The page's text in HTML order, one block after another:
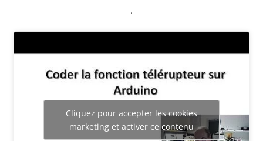
.
Cliquez pour accepter les cookies
marketing et activer ce contenu